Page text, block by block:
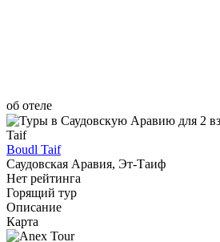
об отеле
Boudl Taif
Саудовская Аравия, Эт-Таиф
Нет рейтинга
Горящий тур
Описание
Карта